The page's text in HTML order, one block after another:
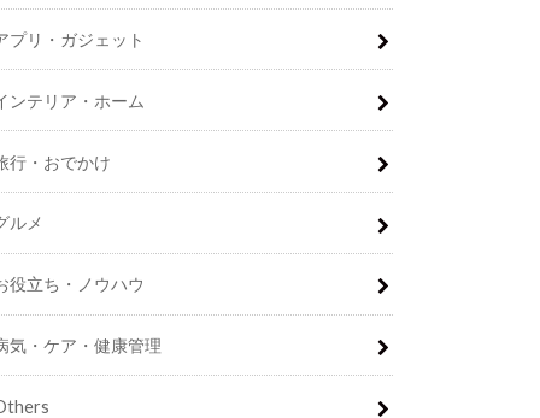
プリ・ガジェット
ンテリア・ホーム
行・おでかけ
ルメ
役立ち・ノウハウ
気・ケア・健康管理